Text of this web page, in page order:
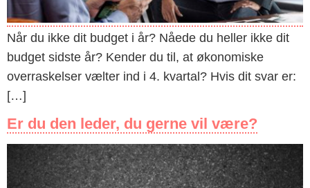
Når du ikke dit budget i år? Nåede du heller ikke dit
budget sidste år? Kender du til, at økonomiske
overraskelser vælter ind i 4. kvartal? Hvis dit svar er:
[…]
Er du den leder, du gerne vil være?